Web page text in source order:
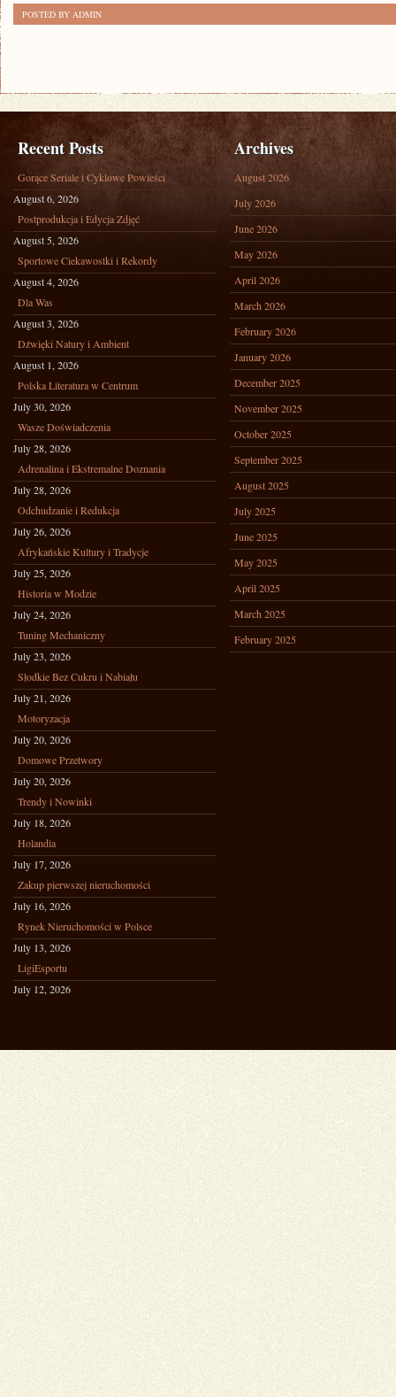
POSTED BY ADMIN
Recent Posts
Gorące Seriale i Cyklowe Powieści
August 6, 2026
Postprodukcja i Edycja Zdjęć
August 5, 2026
Sportowe Ciekawostki i Rekordy
August 4, 2026
Dla Was
August 3, 2026
Dźwięki Natury i Ambient
August 1, 2026
Polska Literatura w Centrum
July 30, 2026
Wasze Doświadczenia
July 28, 2026
Adrenalina i Ekstremalne Doznania
July 28, 2026
Odchudzanie i Redukcja
July 26, 2026
Afrykańskie Kultury i Tradycje
July 25, 2026
Historia w Modzie
July 24, 2026
Tuning Mechaniczny
July 23, 2026
Słodkie Bez Cukru i Nabiału
July 21, 2026
Motoryzacja
July 20, 2026
Domowe Przetwory
July 20, 2026
Trendy i Nowinki
July 18, 2026
Holandia
July 17, 2026
Zakup pierwszej nieruchomości
July 16, 2026
Rynek Nieruchomości w Polsce
July 13, 2026
LigiEsportu
July 12, 2026
Archives
August 2026
July 2026
June 2026
May 2026
April 2026
March 2026
February 2026
January 2026
December 2025
November 2025
October 2025
September 2025
August 2025
July 2025
June 2025
May 2025
April 2025
March 2025
February 2025